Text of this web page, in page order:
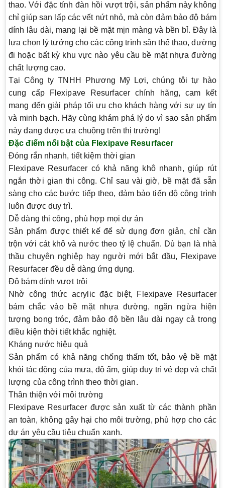
thao. Với đặc tính đàn hồi vượt trội, sản phẩm này không
chỉ giúp san lấp các vết nứt nhỏ, mà còn đảm bảo độ bám
dính lâu dài, mang lại bề mặt mịn màng và bền bỉ. Đây là
lựa chọn lý tưởng cho các công trình sân thể thao, đường
đi hoặc bất kỳ khu vực nào yêu cầu bề mặt nhựa đường
chất lượng cao.
Tại Công ty TNHH Phương Mỹ Lợi, chúng tôi tự hào
cung cấp Flexipave Resurfacer chính hãng, cam kết
mang đến giải pháp tối ưu cho khách hàng với sự uy tín
và minh bạch. Hãy cùng khám phá lý do vì sao sản phẩm
này đang được ưa chuộng trên thị trường!
Đặc điểm nổi bật của Flexipave Resurfacer
Đóng rắn nhanh, tiết kiệm thời gian
Flexipave Resurfacer có khả năng khô nhanh, giúp rút
ngắn thời gian thi công. Chỉ sau vài giờ, bề mặt đã sẵn
sàng cho các bước tiếp theo, đảm bảo tiến độ công trình
luôn được duy trì.
Dễ dàng thi công, phù hợp mọi dự án
Sản phẩm được thiết kế để sử dụng đơn giản, chỉ cần
trộn với cát khô và nước theo tỷ lệ chuẩn. Dù bạn là nhà
thầu chuyên nghiệp hay người mới bắt đầu, Flexipave
Resurfacer đều dễ dàng ứng dụng.
Độ bám dính vượt trội
Nhờ công thức acrylic đặc biệt, Flexipave Resurfacer
bám chắc vào bề mặt nhựa đường, ngăn ngừa hiện
tượng bong tróc, đảm bảo độ bền lâu dài ngay cả trong
điều kiện thời tiết khắc nghiệt.
Kháng nước hiệu quả
Sản phẩm có khả năng chống thấm tốt, bảo vệ bề mặt
khỏi tác động của mưa, độ ẩm, giúp duy trì vẻ đẹp và chất
lượng của công trình theo thời gian.
Thân thiện với môi trường
Flexipave Resurfacer được sản xuất từ các thành phần
an toàn, không gây hại cho môi trường, phù hợp cho các
dự án yêu cầu tiêu chuẩn xanh.